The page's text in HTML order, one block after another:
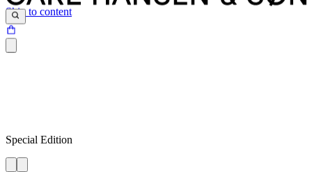
Skip to content
Special Edition